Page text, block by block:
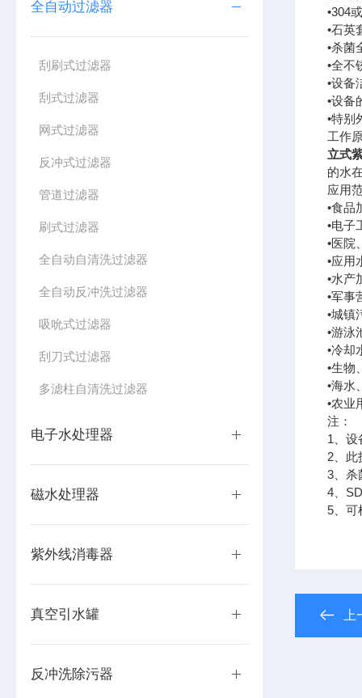
全自动过滤器
刮刷式过滤器
刮式过滤器
网式过滤器
反冲式过滤器
管道过滤器
刷式过滤器
全自动自清洗过滤器
全自动反冲洗过滤器
吸吮式过滤器
刮刀式过滤器
多滤柱自清洗过滤器
电子水处理器
磁水处理器
紫外线消毒器
真空引水罐
反冲洗除污器
•304
•石英
•杀菌
•全不
•设备
•设备
•特别
工作
立式
的水
应用
•食品
•电子
•医院
•应用
•水产
•军事
•城镇
•游泳
•冷却
•生物
•海水
•农业
注：
1、设
2、此
3、杀
4、
5、可